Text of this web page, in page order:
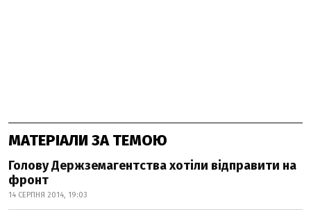
МАТЕРІАЛИ ЗА ТЕМОЮ
Голову Держземагентства хотіли відправити на
фронт
14 СЕРПНЯ 2014, 19:03